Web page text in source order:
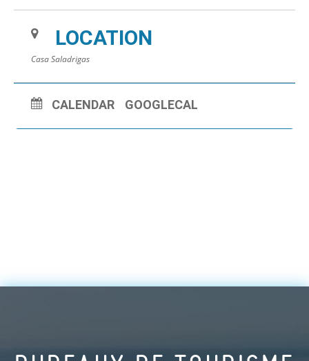
LOCATION
Casa Saladrigas
CALENDAR GOOGLECAL